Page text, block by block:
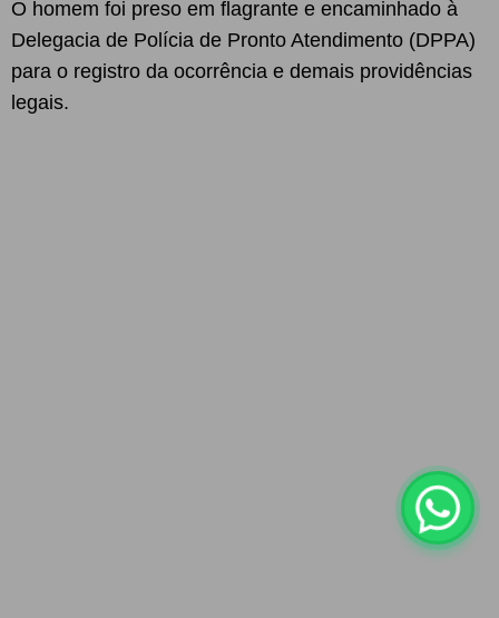
O homem foi preso em flagrante e encaminhado à
Delegacia de Polícia de Pronto Atendimento (DPPA)
para o registro da ocorrência e demais providências
legais.